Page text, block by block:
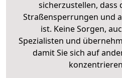
sicherzustellen, dass
Straßensperrungen und
ist. Keine Sorgen,
Spezialisten und
damit Sie sich auf